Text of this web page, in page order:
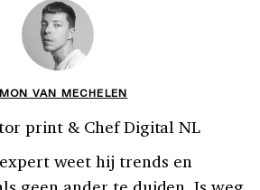
VAN MECHELEN
print & Chef Digital NL
weet hij trends en